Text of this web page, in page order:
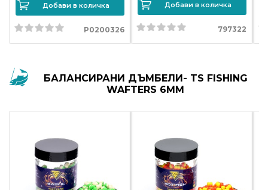
Добави в количка
P0200326
Добави в количка
797322
БАЛАНСИРАНИ ДЪМБЕЛИ- TS FISHING
WAFTERS 6MM